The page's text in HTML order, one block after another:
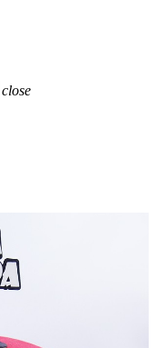
close